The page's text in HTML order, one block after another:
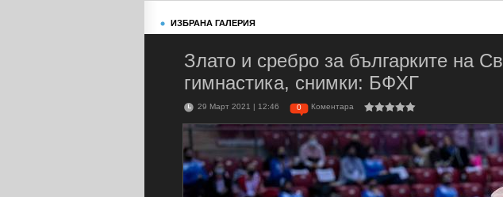
ИЗБРАНА ГАЛЕРИЯ
Злато и сребро за българките на
гимнастика, снимки: БФХГ
29 Март 2021 | 12:46 0 Коментара